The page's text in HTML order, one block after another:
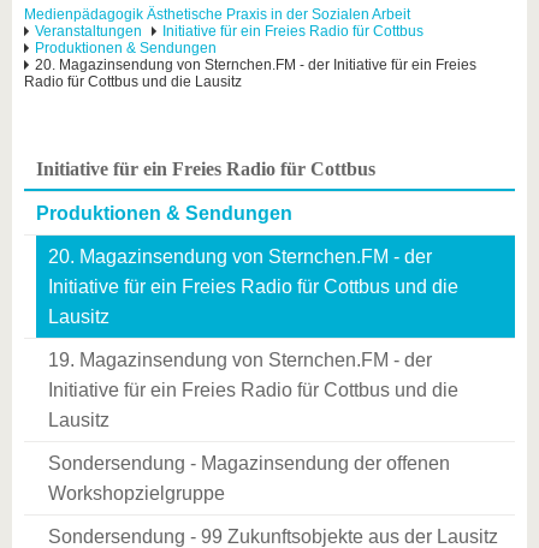
Karriere
Engagement
Forschungsprofil
Förderung
Wissenschaftlicher
Studium
Im
Studium
Aus dem
Ausland
an die
BTU
Ausland
Für
internationale
Studierende
WeiterbildungWirtschafts-
und
Transferprojekte
Sie uns
erleben
Medienpädagogik Ästhetische Praxis in der Sozialen Arbeit
Veranstaltungen
Initiative für ein Freies Radio für Cottbus
Produktionen & Sendungen
20. Magazinsendung von Sternchen.FM - der Initiative für ein Freies
Radio für Cottbus und die Lausitz
Initiative für ein Freies Radio für Cottbus
Produktionen & Sendungen
20. Magazinsendung von Sternchen.FM - der
Initiative für ein Freies Radio für Cottbus und die
Lausitz
19. Magazinsendung von Sternchen.FM - der
Initiative für ein Freies Radio für Cottbus und die
Lausitz
Sondersendung - Magazinsendung der offenen
Workshopzielgruppe
Sondersendung - 99 Zukunftsobjekte aus der Lausitz